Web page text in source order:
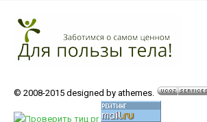
© 2008-2015 designed by athemes.